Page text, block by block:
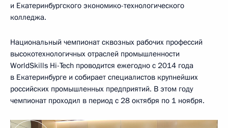
и Екатеринбургского экономико-технологического
колледжа.
Национальный чемпионат сквозных рабочих профессий
высокотехнологичных отраслей промышленности
WorldSkills Hi-Tech проводится ежегодно с 2014 года
в Екатеринбурге и собирает специалистов крупнейших
российских промышленных предприятий. В этом году
чемпионат проходил в период с 28 октября по 1 ноября.